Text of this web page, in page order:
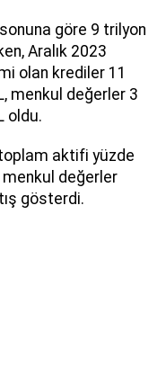
göre 9 trilyon
Aralık 2023
olan krediler 11
menkul değerler 3
oldu.
aktifi yüzde
menkul değerler
gösterdi.